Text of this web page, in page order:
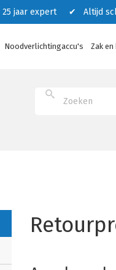
jaar expert ✔ Altijd
Noodverlichtingaccu's Zak